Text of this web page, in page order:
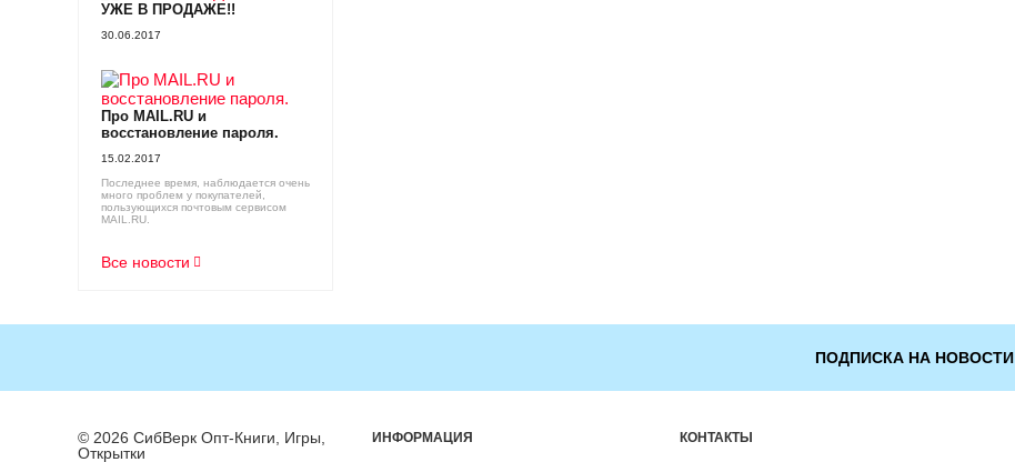
УЖЕ В ПРОДАЖЕ!!
30.06.2017
Про MAIL.RU и
восстановление пароля.
15.02.2017
Последнее время, наблюдается очень
много проблем у покупателей,
пользующихся почтовым сервисом
MAIL.RU.
Все новости
ПОДПИСКА НА НОВОСТИ
© 2026 СибВерк Опт-Книги, Игры,
Открытки
ИНФОРМАЦИЯ КОНТАКТЫ